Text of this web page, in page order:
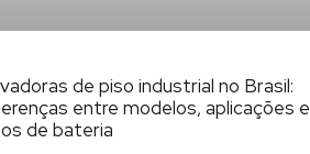
de piso industrial no Brasil:
entre modelos, aplicações e
de bateria